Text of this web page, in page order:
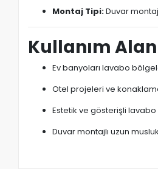
Montaj Tipi:Duvar
Kullanım
Ev banyoları lavabo
Otel projeleri ve
Estetik ve gösterişli
Duvar montajlı uzun